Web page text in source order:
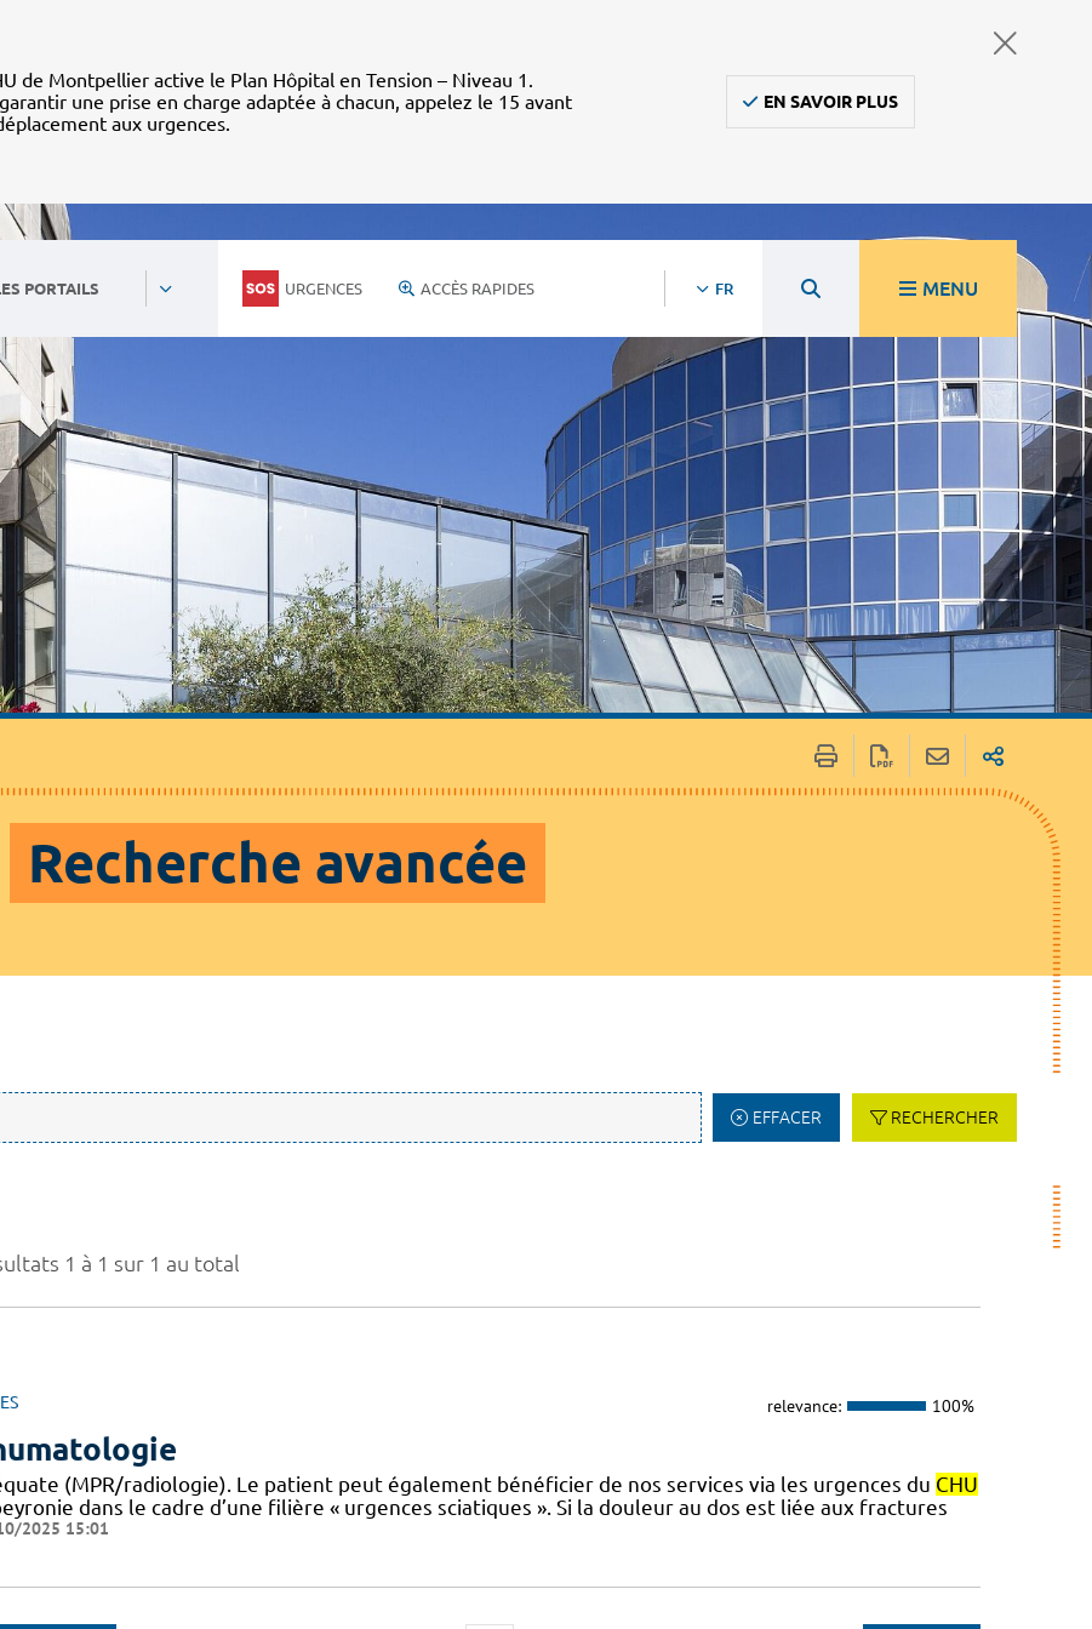
de Montpellier active le Plan Hôpital en Tension – Niveau 1.
une prise en charge adaptée à chacun, appelez le 15 avant
aux urgences.
EN SAVOIR PLUS
PORTAILS URGENCES ACCÈS RAPIDES FR MENU
Recherche avancée
EFFACER RECHERCHER
1 à 1 sur 1 au total
relevance: 100%
(MPR/radiologie). Le patient peut également bénéficier de nos services via les urgences du CHU
dans le cadre d’une filière « urgences sciatiques ». Si la douleur au dos est liée aux fractures
2025 15:01